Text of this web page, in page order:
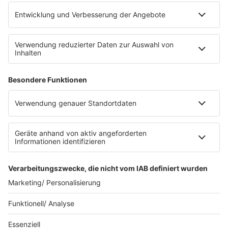
E-Bikes über eine Photovoltaikanlage auf dem …
Impressum
Datenschutzerklärung
Datenschutzeinstellungen
Radioplayer